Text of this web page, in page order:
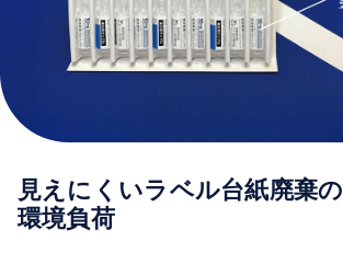
見えにくいラベル台紙廃棄の
環境負荷